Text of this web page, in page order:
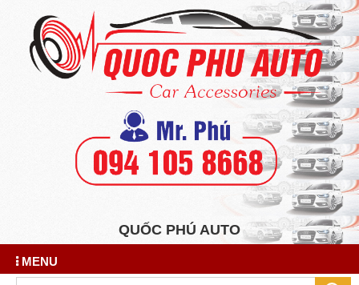
QUỐC PHÚ AUTO
MENU